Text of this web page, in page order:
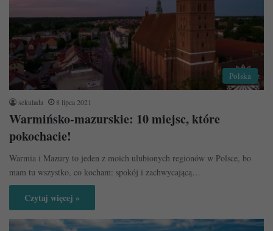
Polska
sekulada 8 lipca 2021
Warmińsko-mazurskie: 10 miejsc, które
pokochacie!
Warmia i Mazury to jeden z moich ulubionych regionów w Polsce, bo
mam tu wszystko, co kocham: spokój i zachwycającą…
Czytaj więcej »